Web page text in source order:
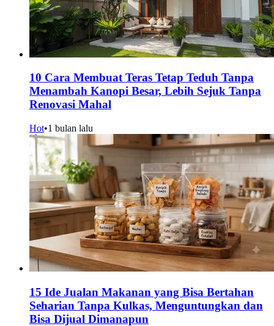
10 Cara Membuat Teras Tetap Teduh Tanpa
Menambah Kanopi Besar, Lebih Sejuk Tanpa
Renovasi Mahal
Hot•1 bulan lalu
15 Ide Jualan Makanan yang Bisa Bertahan
Seharian Tanpa Kulkas, Menguntungkan dan
Bisa Dijual Dimanapun